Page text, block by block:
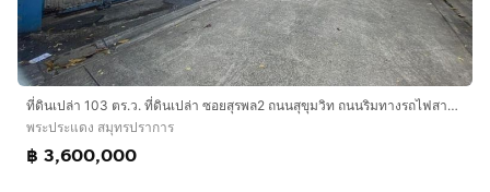
ที่ดินเปล่า 103 ตร.ว. ที่ดินเปล่า ซอยสุรพล2 ถนนสุขุมวิท ถนนริมทางรถไฟสายเก่า พระประแดง สมุทรปราการ
พระประแดง สมุทรปราการ
฿ 3,600,000